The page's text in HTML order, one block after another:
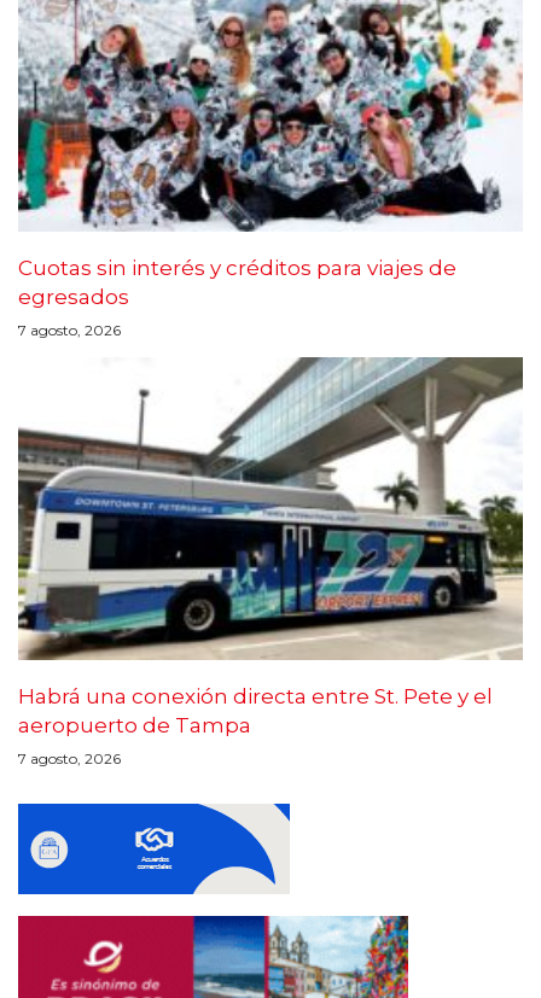
Cuotas sin interés y créditos para viajes de
egresados
7 agosto, 2026
Habrá una conexión directa entre St. Pete y el
aeropuerto de Tampa
7 agosto, 2026